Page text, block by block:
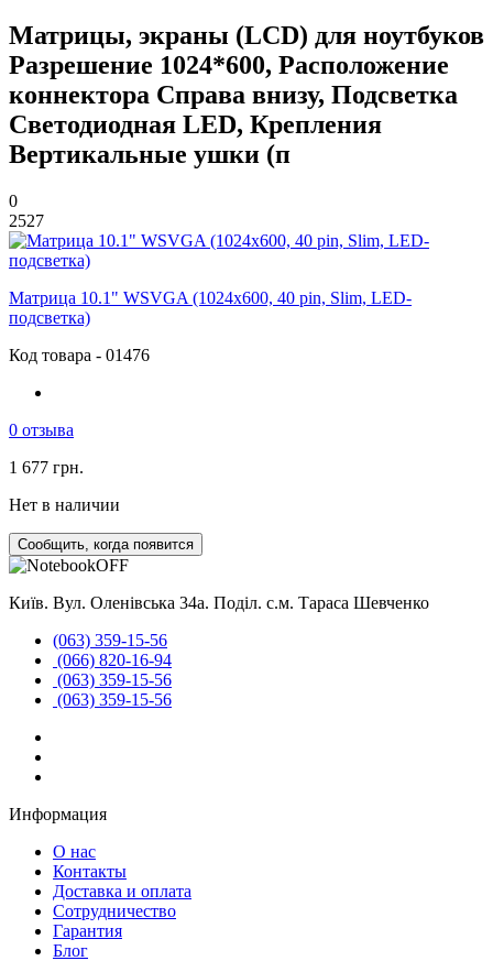
Матрицы, экраны (LCD) для ноутбуков
Разрешение 1024*600, Расположение
коннектора Справа внизу, Подсветка
Светодиодная LED, Крепления
Вертикальные ушки (п
0
2527
Матрица 10.1" WSVGA (1024x600, 40 pin, Slim, LED-
подсветка)
Код товара - 01476
0 отзыва
1 677 грн.
Нет в наличии
Сообщить, когда появится
Київ. Вул. Оленівська 34а. Поділ. с.м. Тараса Шевченко
(063) 359-15-56
(066) 820-16-94
(063) 359-15-56
(063) 359-15-56
Информация
О нас
Контакты
Доставка и оплата
Сотрудничество
Гарантия
Блог